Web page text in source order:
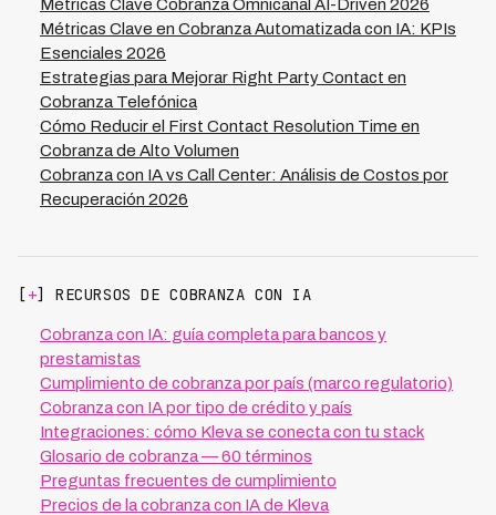
modelos tradicionales. Además, la IA garantiza
cumplimiento normativo automático y genera auditorías
internas continuas, eliminando puntos ciegos que las
auditorías manuales no detectan.
Métricas Clave Cobranza Omnicanal AI-Driven 2026
Métricas Clave en Cobranza Automatizada con IA: KPIs
Esenciales 2026
Estrategias para Mejorar Right Party Contact en
Cobranza Telefónica
Cómo Reducir el First Contact Resolution Time en
Cobranza de Alto Volumen
Cobranza con IA vs Call Center: Análisis de Costos por
Recuperación 2026
[+] RECURSOS DE COBRANZA CON IA
Cobranza con IA: guía completa para bancos y
prestamistas
Cumplimiento de cobranza por país (marco regulatorio)
Cobranza con IA por tipo de crédito y país
Integraciones: cómo Kleva se conecta con tu stack
Glosario de cobranza — 60 términos
Preguntas frecuentes de cumplimiento
Precios de la cobranza con IA de Kleva